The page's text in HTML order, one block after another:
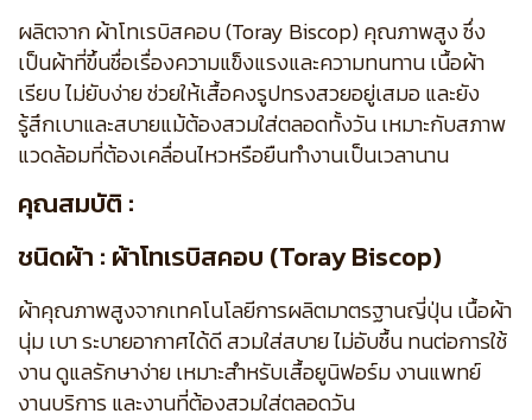
ผลิตจาก ผ้าโทเรบิสคอบ (Toray Biscop) คุณภาพสูง ซึ่ง
เป็นผ้าที่ขึ้นชื่อเรื่องความแข็งแรงและความทนทาน เนื้อผ้า
เรียบ ไม่ยับง่าย ช่วยให้เสื้อคงรูปทรงสวยอยู่เสมอ และยัง
รู้สึกเบาและสบายแม้ต้องสวมใส่ตลอดทั้งวัน เหมาะกับสภาพ
แวดล้อมที่ต้องเคลื่อนไหวหรือยืนทำงานเป็นเวลานาน
คุณสมบัติ :
ชนิดผ้า : ผ้าโทเรบิสคอบ (Toray Biscop)
ผ้าคุณภาพสูงจากเทคโนโลยีการผลิตมาตรฐานญี่ปุ่น เนื้อผ้า
นุ่ม เบา ระบายอากาศได้ดี สวมใส่สบาย ไม่อับชื้น ทนต่อการใช้
งาน ดูแลรักษาง่าย เหมาะสำหรับเสื้อยูนิฟอร์ม งานแพทย์
งานบริการ และงานที่ต้องสวมใส่ตลอดวัน